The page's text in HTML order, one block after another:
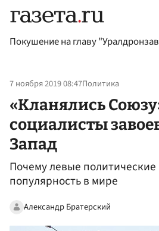
Покушение на главу
7 ноября 2019 08:47Политика
«Кланялись
социалисты
Запад
Почему левые
популярность в мире
Александр Братерский